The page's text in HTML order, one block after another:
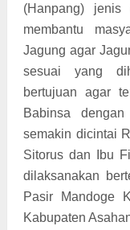
(Hanpang) jenis
membantu
Jagung agar
sesuai yang
bertujuan agar
Babinsa
semakin dicintai
Sitorus dan Ibu
dilaksanakan
Pasir Mandoge
Kabupaten